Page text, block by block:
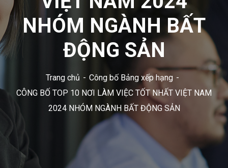
NHÓM NGÀNH BẤT
ĐỘNG SẢN
Trang chủ
Công bố Bảng xếp hạng
CÔNG BỐ TOP 10 NƠI LÀM VIỆC TỐT NHẤT VIỆT NAM
2024 NHÓM NGÀNH BẤT ĐỘNG SẢN